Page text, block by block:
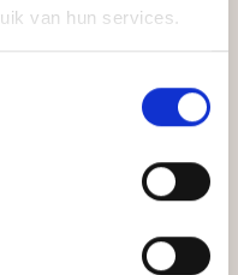
van hun services.